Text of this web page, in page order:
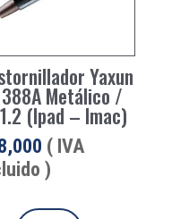
Yaxun
Metálico /
(Ipad – Imac)
( IVA
)